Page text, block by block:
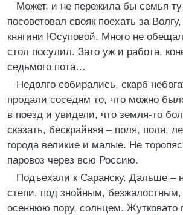
Может, и не пережила бы семья
посоветовал свояк поехать за
княгини Юсуповой. Много не
стол посулил. Зато уж и работа,
седьмого пота…
Недолго собирались, скарб
продали соседям то, что можно
в поезд и увидели, что земля-то
сказать, бескрайняя – поля, поля,
города великие и малые. Не
паровоз через всю Россию.
Подъехали к Саранску. Дальше –
степи, под знойным, безжалостным,
осеннюю пору, солнцем. Жутковато